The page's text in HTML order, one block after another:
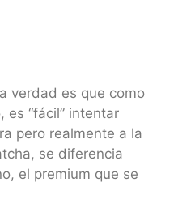
verdad es que como
es “fácil” intentar
pero realmente a la
se diferencia
el premium que se